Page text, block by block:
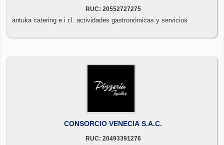
RUC: 20552727275
antuka catering e.i.r.l. actividades gastronómicas y servicios
CONSORCIO VENECIA S.A.C.
RUC: 20493391276